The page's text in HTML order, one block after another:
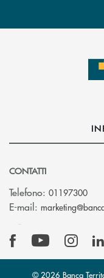
CONTATTI
Telefono: 01197300
E-mail:
© 2026 Banca